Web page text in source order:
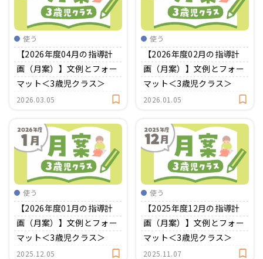
使う
【2026年度04月の指導計
画（月案）】文例とフォー
マット＜3歳児クラス＞
2026.03.05
使う
【2026年度02月の指導計
画（月案）】文例とフォー
マット＜3歳児クラス＞
2026.01.05
使う
【2026年度01月の指導計
画（月案）】文例とフォー
マット＜3歳児クラス＞
2025.12.05
使う
【2025年度12月の指導計
画（月案）】文例とフォー
マット＜3歳児クラス＞
2025.11.07